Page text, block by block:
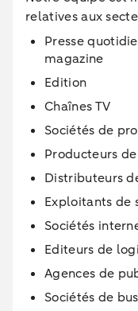
relatives aux
Presse
magazine
Edition
Chaînes TV
Sociétés de
Producteurs
Distributeurs
Exploitants de
Sociétés
Editeurs de
Agences de
Sociétés de